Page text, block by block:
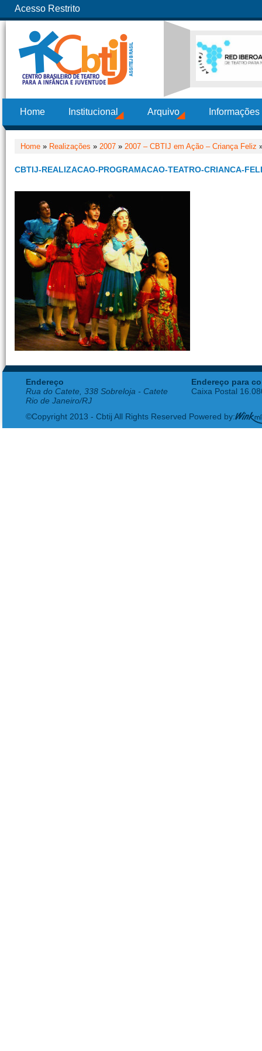
Acesso Restrito
Home Institucional Arquivo
Home » Realizações » 2007 » 2007 – CBTIJ em Ação – Criança Feliz
CBTIJ-REALIZACAO-PROGRAMACAO-TEATRO-CRIANCA-
Endereço
Rua do Catete, 338 Sobreloja - Catete
Rio de Janeiro/RJ
Endereço para
Caixa Postal
©Copyright 2013 - Cbtij All Rights Reserved Powered by: